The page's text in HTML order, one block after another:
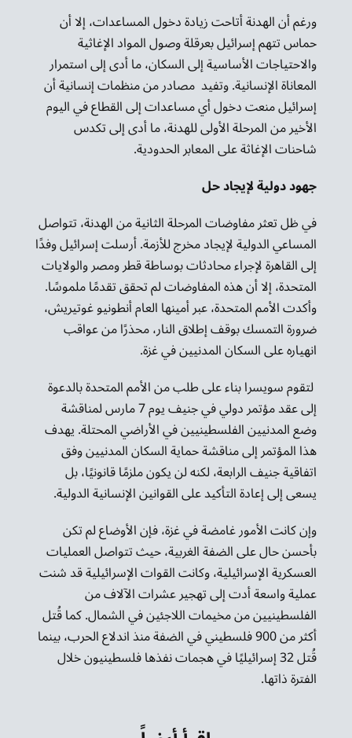
ورغم أن الهدنة أتاحت زيادة دخول المساعدات، إلا أن
حماس تتهم إسرائيل بعرقلة وصول المواد الإغاثية
والاحتياجات الأساسية إلى السكان، ما أدى إلى استمرار
المعاناة الإنسانية. وتفيد مصادر من منظمات إنسانية أن
إسرائيل منعت دخول أي مساعدات إلى القطاع في اليوم
الأخير من المرحلة الأولى للهدنة، ما أدى إلى تكدس
شاحنات الإغاثة على المعابر الحدودية.
جهود دولية لإيجاد حل
في ظل تعثر مفاوضات المرحلة الثانية من الهدنة، تتواصل
المساعي الدولية لإيجاد مخرج للأزمة. أرسلت إسرائيل وفدًا
إلى القاهرة لإجراء محادثات بوساطة قطر ومصر والولايات
المتحدة، إلا أن هذه المفاوضات لم تحقق تقدمًا ملموسًا.
وأكدت الأمم المتحدة، عبر أمينها العام أنطونيو غوتيريش،
ضرورة التمسك بوقف إطلاق النار، محذرًا من عواقب
انهياره على السكان المدنيين في غزة.
لتقوم سويسرا بناء على طلب من الأمم المتحدة بالدعوة
إلى عقد مؤتمر دولي في جنيف يوم 7 مارس لمناقشة
وضع المدنيين الفلسطينيين في الأراضي المحتلة. يهدف
هذا المؤتمر إلى مناقشة حماية السكان المدنيين وفق
اتفاقية جنيف الرابعة، لكنه لن يكون ملزمًا قانونيًا، بل
يسعى إلى إعادة التأكيد على القوانين الإنسانية الدولية.
وإن كانت الأمور غامضة في غزة، فإن الأوضاع لم تكن
بأحسن حال على الضفة الغربية، حيث تتواصل العمليات
العسكرية الإسرائيلية، وكانت القوات الإسرائيلية قد شنت
عملية واسعة أدت إلى تهجير عشرات الآلاف من
الفلسطينيين من مخيمات اللاجئين في الشمال. كما قُتل
أكثر من 900 فلسطيني في الضفة منذ اندلاع الحرب، بينما
قُتل 32 إسرائيليًا في هجمات نفذها فلسطينيون خلال
الفترة ذاتها.